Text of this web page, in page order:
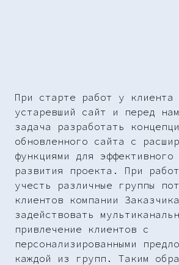
При старте работ у клиента
устаревший сайт и перед
задача разработать
обновленного сайта с
функциями для эффективного
развития проекта. При
учесть различные группы
клиентов компании
задействовать
привлечение клиентов с
персонализированными
каждой из групп. Таким